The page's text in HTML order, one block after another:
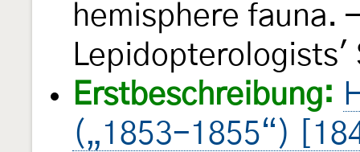
hemisphere fauna.
Erstbeschreibung:
(„1853-1855“)